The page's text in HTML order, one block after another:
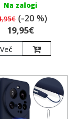
Na zalogi
(-20 %)
19,95€
Več